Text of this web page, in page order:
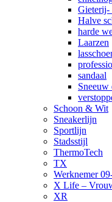
Gieterij-
Halve
harde
Laarzen
sandaal
Sneeuw
Schoon & Wit
Sneakerlijn
Sportlijn
Stadsstijl
ThermoTech
TX
Werknemer
X Life –
XR